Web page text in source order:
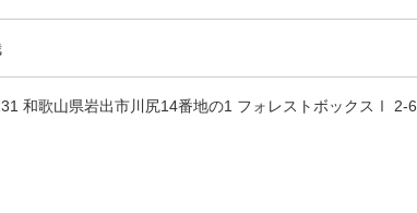
和歌山県岩出市川尻14番地の1 フォレストボックスⅠ 2-6